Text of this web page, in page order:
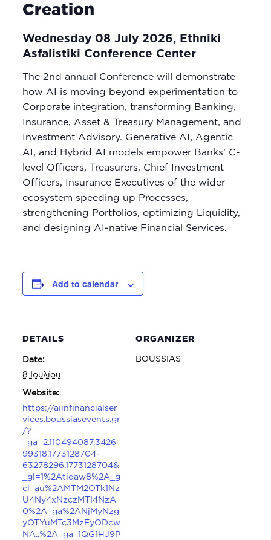
Creation
Wednesday 08 July 2026, Ethniki
Asfalistiki Conference Center
The 2nd annual Conference will demonstrate
how AI is moving beyond experimentation to
Corporate integration, transforming Banking,
Insurance, Asset & Treasury Management, and
Investment Advisory. Generative AI, Agentic
AI, and Hybrid AI models empower Banks’ C-
level Officers, Treasurers, Chief Investment
Officers, Insurance Executives of the wider
ecosystem speeding up Processes,
strengthening Portfolios, optimizing Liquidity,
and designing AI-native Financial Services.
Add to calendar
DETAILS
Date:
8 Ιουλίου
Website:
https://aiinfinancialser
vices.boussiasevents.gr
/?
_ga=2.110494087.3426
99318.1773128704-
63278296.1773128704&
_gl=1%2Atiqaw8%2A_g
cl_au%2AMTM2OTk1Nz
U4Ny4xNzczMTI4NzA
0%2A_ga%2ANjMyNzg
yOTYuMTc3MzEyODcw
NA..%2A_ga_1QG1HJ9P
ORGANIZER
BOUSSIAS